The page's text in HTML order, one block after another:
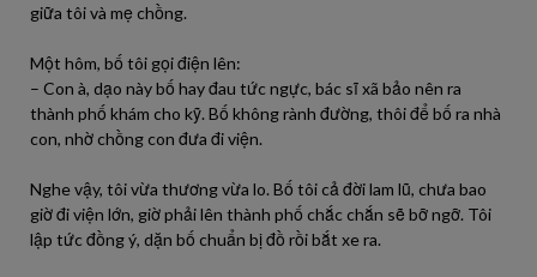
giữa tôi và mẹ chồng.
Một hôm, bố tôi gọi điện lên:
– Con à, dạo này bố hay đau tức ngực, bác sĩ xã bảo nên ra
thành phố khám cho kỹ. Bố không rành đường, thôi để bố ra nhà
con, nhờ chồng con đưa đi viện.
Nghe vậy, tôi vừa thương vừa lo. Bố tôi cả đời lam lũ, chưa bao
giờ đi viện lớn, giờ phải lên thành phố chắc chắn sẽ bỡ ngỡ. Tôi
lập tức đồng ý, dặn bố chuẩn bị đồ rồi bắt xe ra.